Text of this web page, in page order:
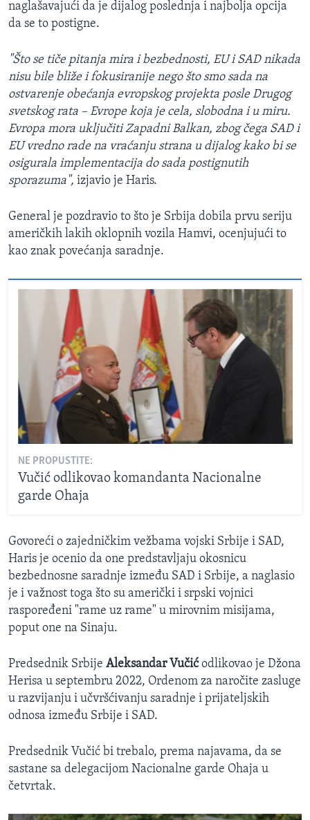
naglašavajući da je dijalog poslednja i najbolja opcija
da se to postigne.
"Što se tiče pitanja mira i bezbednosti, EU i SAD nikada
nisu bile bliže i fokusiranije nego što smo sada na
ostvarenje obećanja evropskog projekta posle Drugog
svetskog rata – Evrope koja je cela, slobodna i u miru.
Evropa mora uključiti Zapadni Balkan, zbog čega SAD i
EU vredno rade na vraćanju strana u dijalog kako bi se
osigurala implementacija do sada postignutih
sporazuma", izjavio je Haris.
General je pozdravio to što je Srbija dobila prvu seriju
američkih lakih oklopnih vozila Hamvi, ocenjujući to
kao znak povećanja saradnje.
NE PROPUSTITE:
Vučić odlikovao komandanta Nacionalne
garde Ohaja
Govoreći o zajedničkim vežbama vojski Srbije i SAD,
Haris je ocenio da one predstavljaju okosnicu
bezbednosne saradnje između SAD i Srbije, a naglasio
je i važnost toga što su američki i srpski vojnici
raspoređeni "rame uz rame" u mirovnim misijama,
poput one na Sinaju.
Predsednik Srbije Aleksandar Vučićodlikovao je Džona
Herisa u septembru 2022, Ordenom za naročite zasluge
u razvijanju i učvršćivanju saradnje i prijateljskih
odnosa između Srbije i SAD.
Predsednik Vučić bi trebalo, prema najavama, da se
sastane sa delegacijom Nacionalne garde Ohaja u
četvrtak.